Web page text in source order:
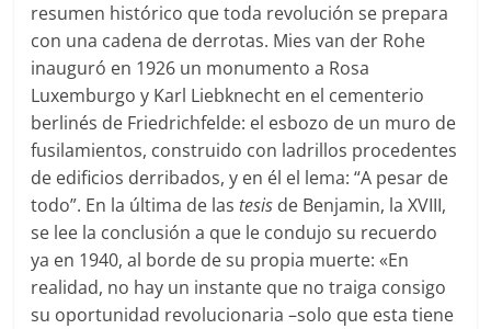
resumen histórico que toda revolución se prepara
con una cadena de derrotas. Mies van der Rohe
inauguró en 1926 un monumento a Rosa
Luxemburgo y Karl Liebknecht en el cementerio
berlinés de Friedrichfelde: el esbozo de un muro de
fusilamientos, construido con ladrillos procedentes
de edificios derribados, y en él el lema: “A pesar de
todo”. En la última de las tesis de Benjamin, la XVIII,
se lee la conclusión a que le condujo su recuerdo
ya en 1940, al borde de su propia muerte: «En
realidad, no hay un instante que no traiga consigo
su oportunidad revolucionaria –solo que esta tiene